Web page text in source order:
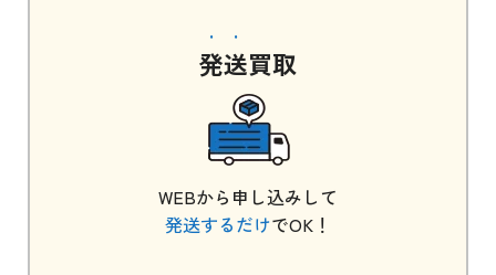
発送買取
WEBから申し込みして
発送するだけでOK！